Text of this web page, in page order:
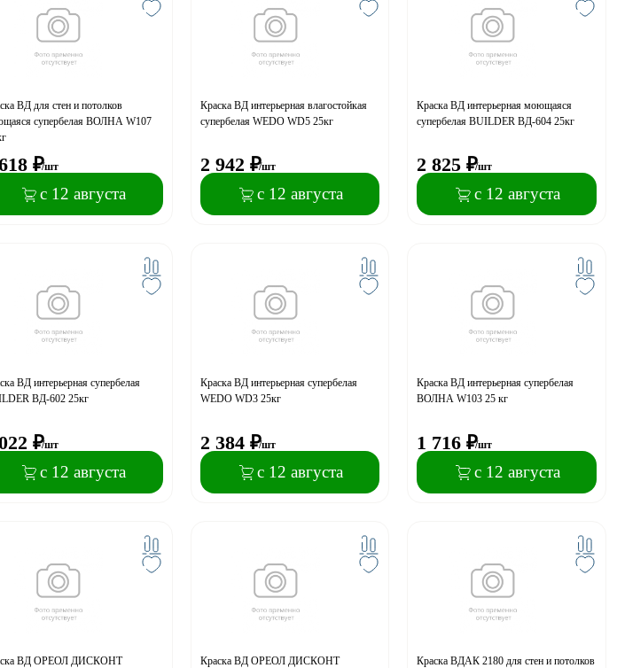
ВД для стен и потолков
супербелая ВОЛНА W107
₽/шт
с 12 августа
Краска ВД интерьерная влагостойкая
супербелая WEDO WD5 25кг
2 942 ₽/шт
с 12 августа
Краска ВД интерьерная моющаяся
супербелая BUILDER ВД-604 25кг
2 825 ₽/шт
с 12 августа
ВД интерьерная супербелая
ВД-602 25кг
₽/шт
с 12 августа
Краска ВД интерьерная супербелая
WEDO WD3 25кг
2 384 ₽/шт
с 12 августа
Краска ВД интерьерная супербелая
ВОЛНА W103 25 кг
1 716 ₽/шт
с 12 августа
ВД ОРЕОЛ ДИСКОНТ
Краска ВД ОРЕОЛ ДИСКОНТ
Краска ВДАК 2180 для стен и потолков